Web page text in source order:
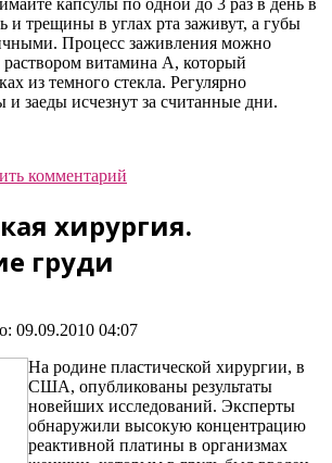
капсулы по одной до 3 раз в день в
и трещины в углах рта заживут, а губы
Процесс заживления можно
витамина А, который
из темного стекла. Регулярно
и заеды исчезнут за считанные дни.
комментарий
хирургия.
груди
09.09.2010 04:07
На родине пластической хирургии, в
США, опубликованы результаты
новейших исследований. Эксперты
обнаружили высокую концентрацию
реактивной платины в организмах